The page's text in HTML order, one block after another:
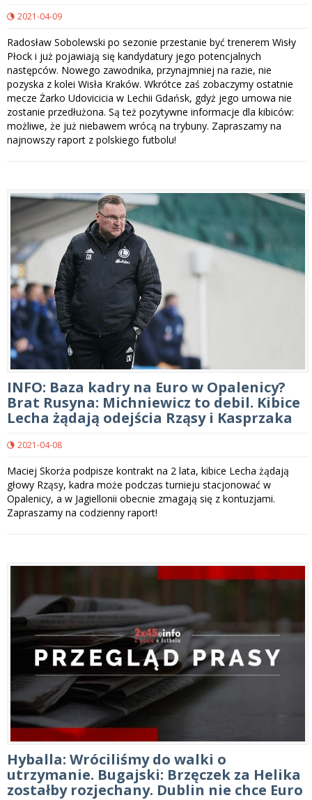
2021-04-09
Radosław Sobolewski po sezonie przestanie być trenerem Wisły
Płock i już pojawiają się kandydatury jego potencjalnych
następców. Nowego zawodnika, przynajmniej na razie, nie
pozyska z kolei Wisła Kraków. Wkrótce zaś zobaczymy ostatnie
mecze Żarko Udovicicia w Lechii Gdańsk, gdyż jego umowa nie
zostanie przedłużona. Są też pozytywne informacje dla kibiców:
możliwe, że już niebawem wrócą na trybuny. Zapraszamy na
najnowszy raport z polskiego futbolu!
INFO: Baza kadry na Euro w Opalenicy?
Brat Rusyna: Michniewicz to debil. Kibice
Lecha żądają odejścia Rząsy i Kasprzaka
2021-04-08
Maciej Skorża podpisze kontrakt na 2 lata, kibice Lecha żądają
głowy Rząsy, kadra może podczas turnieju stacjonować w
Opalenicy, a w Jagiellonii obecnie zmagają się z kontuzjami.
Zapraszamy na codzienny raport!
Hyballa: Wróciliśmy do walki o
utrzymanie. Bugajski: Brzęczek za Helika
zostałby rozjechany. Dublin nie chce Euro